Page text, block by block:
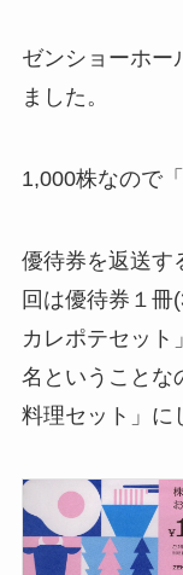
ゼンショーホー
ました。
1,000株なので
優待券を返送す
回は優待券１冊
カレポテセット
名ということな
料理セット」に